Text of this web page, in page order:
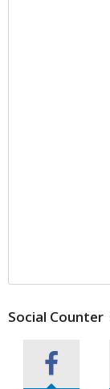
Social Counter